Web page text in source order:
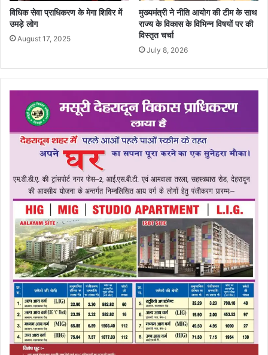
विधिक सेवा प्राधिकरण के मेगा शिविर में
उमड़े लोग
August 17, 2025
मुख्यमंत्री ने नीति आयोग की टीम के साथ
राज्य के विकास के विभिन्न विषयों पर की
विस्तृत चर्चा
July 8, 2026